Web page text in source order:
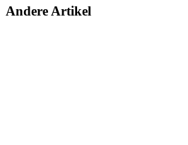
Andere Artikel